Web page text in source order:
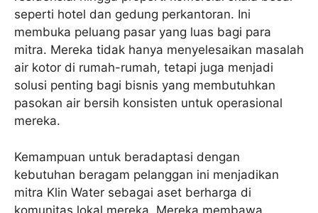
seperti hotel dan gedung perkantoran. Ini
membuka peluang pasar yang luas bagi para
mitra. Mereka tidak hanya menyelesaikan masalah
air kotor di rumah-rumah, tetapi juga menjadi
solusi penting bagi bisnis yang membutuhkan
pasokan air bersih konsisten untuk operasional
mereka.
Kemampuan untuk beradaptasi dengan
kebutuhan beragam pelanggan ini menjadikan
mitra Klin Water sebagai aset berharga di
komunitas lokal mereka. Mereka membawa